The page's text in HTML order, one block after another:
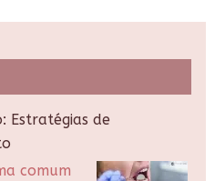
Estratégias de
comum